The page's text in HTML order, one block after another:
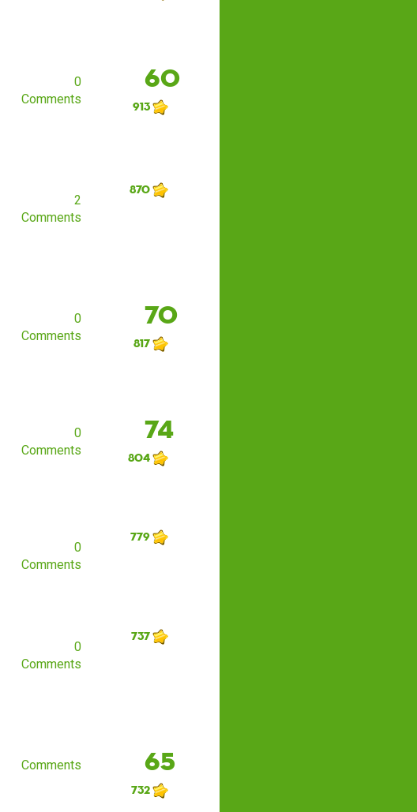
0
Comments
60
913
2
Comments
870
0
Comments
70
817
0
Comments
74
804
0
Comments
779
0
Comments
737
Comments 65
732